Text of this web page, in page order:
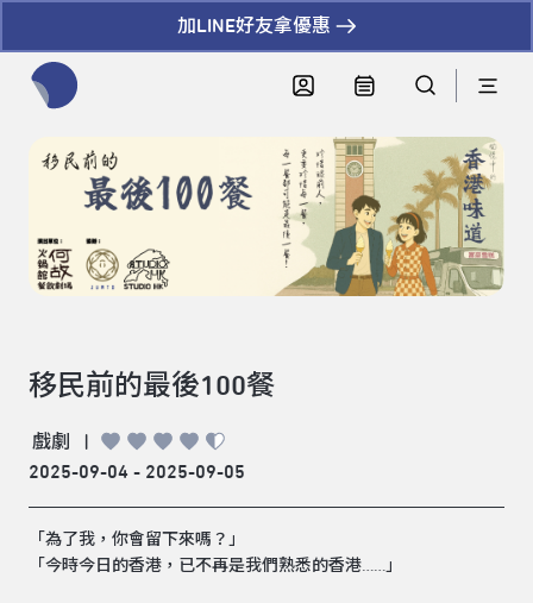
加LINE好友拿優惠
移民前的最後100餐
戲劇
|
2025-09-04 - 2025-09-05
「為了我，你會留下來嗎？」
「今時今日的香港，已不再是我們熟悉的香港……」